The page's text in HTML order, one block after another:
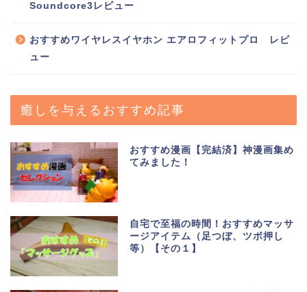
Soundcore3レビュー
おすすめワイヤレスイヤホン エアロフィットプロ レビ
ュー
癒しを与えるおすすめ記事
おすすめ漫画【完結済】神漫画集め
てみました！
自宅で至福の時間！おすすめマッサ
ージアイテム（足つぼ、ツボ押し
等）【その１】